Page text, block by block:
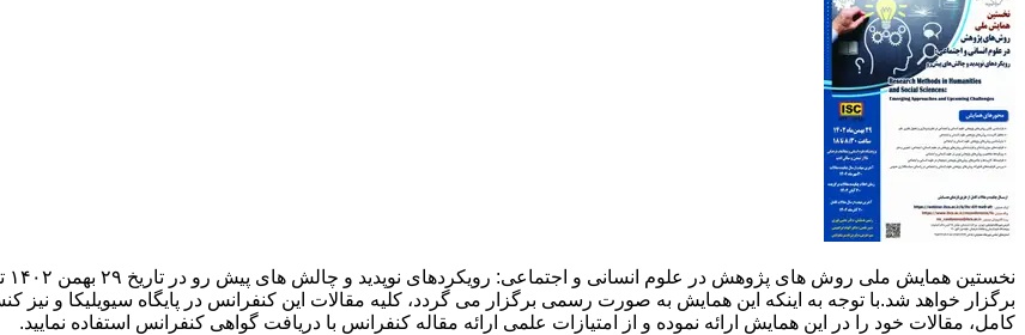
برگزار خواهد شد.با توجه به اینکه این همایش به صورت رسمی برگزار می گردد، کلیه مقالات این کنفرانس در پایگاه سیویلیکا و نیز
کامل، مقالات خود را در این همایش ارائه نموده و از امتیازات علمی ارائه مقاله کنفرانس با دریافت گواهی کنفرانس استفاده نمایید.